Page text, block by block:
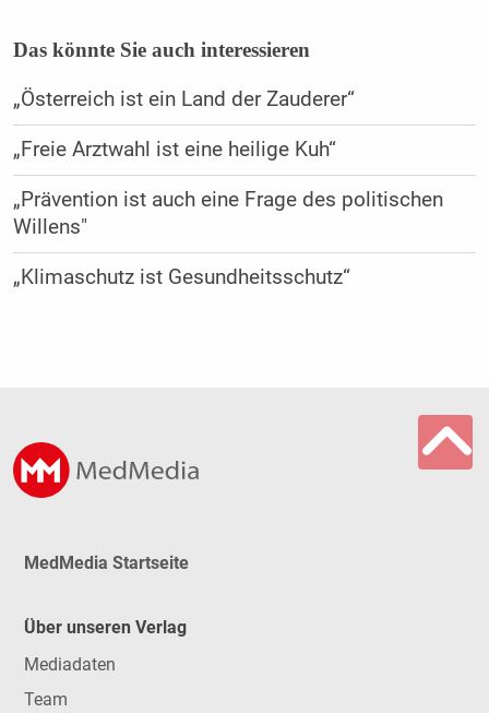
Das könnte Sie auch interessieren
„Österreich ist ein Land der Zauderer“
„Freie Arztwahl ist eine heilige Kuh“
„Prävention ist auch eine Frage des politischen
Willens"
„Klimaschutz ist Gesundheitsschutz“
MedMedia Startseite
Über unseren Verlag
Mediadaten
Team